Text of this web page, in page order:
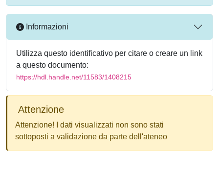
Informazioni
Utilizza questo identificativo per citare o creare un link
a questo documento:
https://hdl.handle.net/11583/1408215
Attenzione
Attenzione! I dati visualizzati non sono stati
sottoposti a validazione da parte dell'ateneo